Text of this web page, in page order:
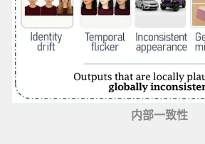
内部一致性